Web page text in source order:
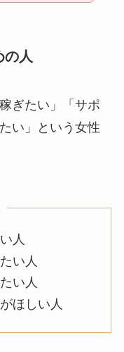
の人
ぎたい」「サポ
い」という女性
人
い人
い人
ほしい人